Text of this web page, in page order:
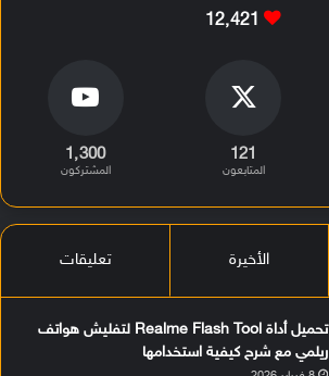
12٬421
121
المتابعون
1٬300
المشتركون
الأخيرة تعليقات
تحميل أداة Realme Flash Tool لتفليش هواتف
ريلمي مع شرح كيفية استخدامها